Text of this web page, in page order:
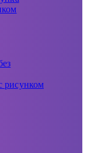
рисунком